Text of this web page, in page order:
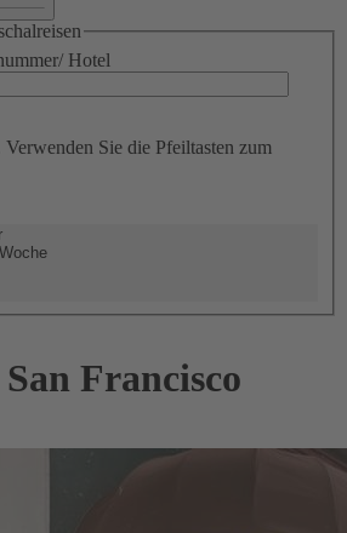
Hotel
Sie die Pfeiltasten zum
Francisco